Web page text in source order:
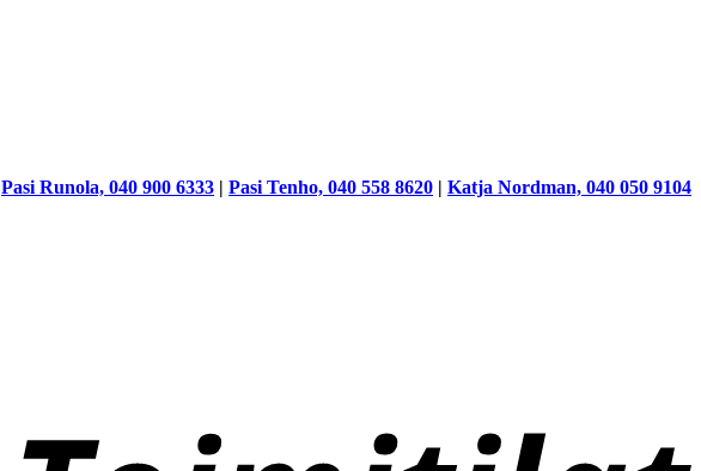
Pasi Runola, 040 900 6333 | Pasi Tenho, 040 558 8620 | Katja Nordman, 040 050 9104